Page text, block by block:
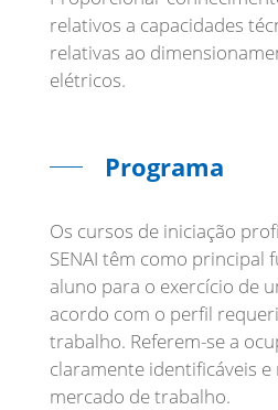
relativos a capacidades
relativas ao
elétricos.
Programa
Os cursos de iniciação
SENAI têm como principal
aluno para o exercício de
acordo com o perfil
trabalho. Referem-se a
claramente identificáveis
mercado de trabalho.